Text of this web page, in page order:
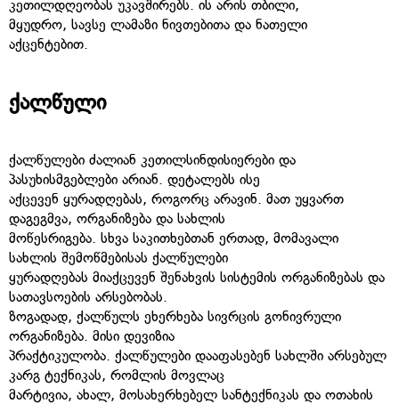
კეთილდღეობას უკავშირებს. ის არის თბილი,
მყუდრო, სავსე ლამაზი ნივთებითა და ნათელი
აქცენტებით.
ქალწული
ქალწულები ძალიან კეთილსინდისიერები და
პასუხისმგებლები არიან. დეტალებს ისე
აქცევენ ყურადღებას, როგორც არავინ. მათ უყვართ
დაგეგმვა, ორგანიზება და სახლის
მოწესრიგება. სხვა საკითხებთან ერთად, მომავალი
სახლის შემოწმებისას ქალწულები
ყურადღებას მიაქცევენ შენახვის სისტემის ორგანიზებას და
სათავსოების არსებობას.
ზოგადად, ქალწულს ეხერხება სივრცის გონივრული
ორგანიზება. მისი დევიზია
პრაქტიკულობა. ქალწულები დააფასებენ სახლში არსებულ
კარგ ტექნიკას, რომლის მოვლაც
მარტივია, ახალ, მოსახერხებელ სანტექნიკას და ოთახის